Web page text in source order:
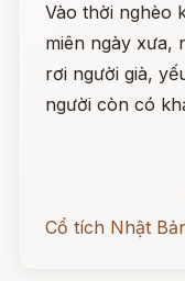
Vào thời nghèo
miên ngày xưa,
rơi người già,
người còn có
Cổ tích Nhật